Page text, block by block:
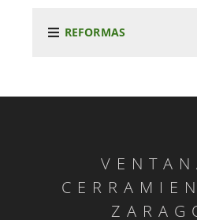
REFORMAS